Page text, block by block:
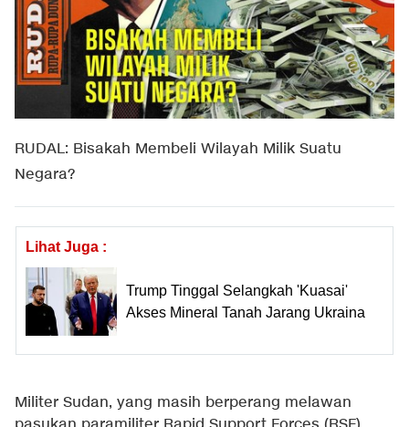
RUDAL: Bisakah Membeli Wilayah Milik Suatu
Negara?
Lihat Juga :
Trump Tinggal Selangkah 'Kuasai'
Akses Mineral Tanah Jarang Ukraina
Militer Sudan, yang masih berperang melawan